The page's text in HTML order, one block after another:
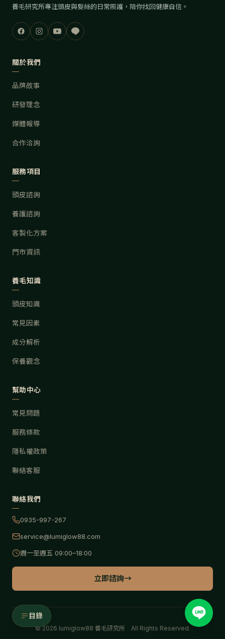
目錄
養毛研究所專注頭皮與髮絲的日常照護，陪你找回健康自信。
關於我們
品牌故事
研發理念
媒體報導
合作洽詢
服務項目
頭皮諮詢
養護諮詢
客製化方案
門市資訊
養毛知識
頭皮知識
常見因素
成分解析
保養觀念
幫助中心
常見問題
服務條款
隱私權政策
聯絡客服
聯絡我們
0935-997-267
service@lumiglow88.com
週一至週五 09:00–18:00
立即諮詢→
©2026 lumiglow88 養毛研究所 All Rights Reserved.